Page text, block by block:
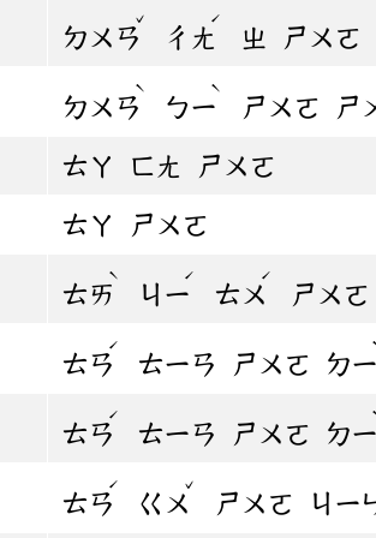
ㄉㄨㄢ
ˇ
ㄔㄤ
ˊ
ㄓ ㄕㄨㄛ
ㄉㄨㄢ
ˋ
ㄅㄧ
ˋ
ㄕㄨㄛ ㄕ
ㄊㄚ ㄈㄤ ㄕㄨㄛ
ㄊㄚ ㄕㄨㄛ
ㄊㄞ
ˋ
ㄐㄧ
ˊ
ㄊㄨ
ˊ
ㄕㄨㄛ
ㄊㄢ
ˊ
ㄊㄧㄢ ㄕㄨㄛ ㄉㄧ
ㄊㄢ
ˊ
ㄊㄧㄢ ㄕㄨㄛ ㄉㄧ
ㄊㄢ
ˊ
ㄍㄨ
ˇ
ㄕㄨㄛ ㄐㄧ